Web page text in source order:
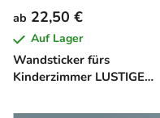
Wandsticker fürs
Kinderzimmer LUSTIGE
ab 22,50 €
Auf Lager